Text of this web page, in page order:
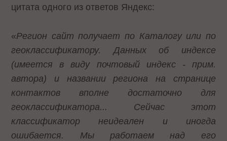
цитата одного из ответов Яндекс:
«Регион сайт получает по Каталогу или по
геоклассификатору. Данных об индексе
(имеется в виду почтовый индекс - прим.
автора) и названии региона на странице
контактов вполне достаточно для
геоклассификатора... Сейчас этот
классификатор неидеален и иногда
ошибается. Мы работаем над его